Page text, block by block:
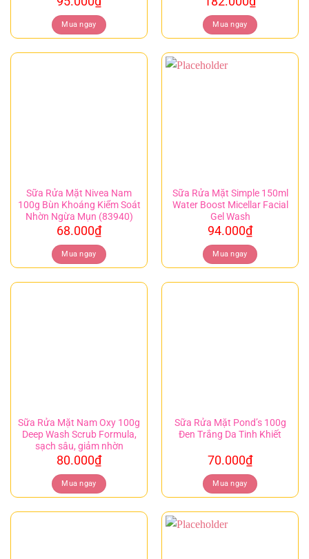
Mua ngay Mua ngay
Sữa Rửa Mặt Nivea Nam
100g Bùn Khoáng Kiểm Soát
Nhờn Ngừa Mụn (83940)
68.000₫
Mua ngay
Sữa Rửa Mặt Simple 150ml
Water Boost Micellar Facial
Gel Wash
94.000₫
Mua ngay
Sữa Rửa Mặt Nam Oxy 100g
Deep Wash Scrub Formula,
sạch sâu, giảm nhờn
80.000₫
Mua ngay
Sữa Rửa Mặt Pond’s 100g
Đen Trắng Da Tinh Khiết
70.000₫
Mua ngay